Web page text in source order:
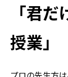
「君
授業」